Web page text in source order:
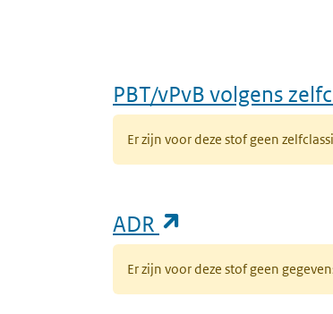
PBT/vPvB volgens
Er zijn voor deze stof geen
ADR
Er zijn voor deze stof geen